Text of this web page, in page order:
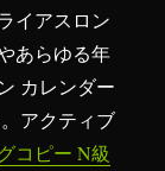
イアスロン
あらゆる年
カレンダー
アクティブ
コピー N級